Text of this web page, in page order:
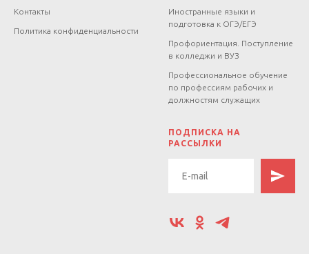
Контакты
Политика конфиденциальности
Иностранные языки и
подготовка к ОГЭ/ЕГЭ
Профориентация. Поступление
в колледжи и ВУЗ
Профессиональное обучение
по профессиям рабочих и
должностям служащих
ПОДПИСКА НА
РАССЫЛКИ